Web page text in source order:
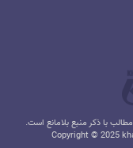
با ذکر منبع بلامانع است.
Copyright © 2025